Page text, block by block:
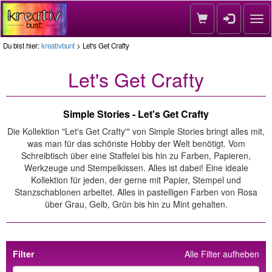
Du bist hier:kreativbunt > Let's Get Crafty
Let's Get Crafty
Simple Stories - Let's Get Crafty
Die Kollektion "Let's Get Crafty'" von Simple Stories bringt alles mit,
was man für das schönste Hobby der Welt benötigt. Vom
Schreibtisch über eine Staffelei bis hin zu Farben, Papieren,
Werkzeuge und Stempelkissen. Alles ist dabei! Eine ideale
Kollektion für jeden, der gerne mit Papier, Stempel und
Stanzschablonen arbeitet. Alles in pastelligen Farben von Rosa
über Grau, Gelb, Grün bis hin zu Mint gehalten.
Alle Filter aufheben
Filter